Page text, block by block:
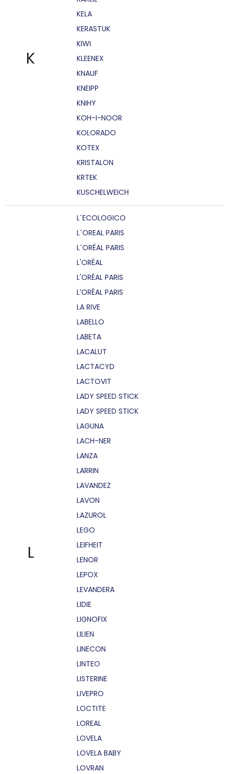
K
KELA
KERASTUK
KIWI
KLEENEX
KNAUF
KNEIPP
KNIHY
KOH-I-NOOR
KOLORADO
KOTEX
KRISTALON
KRTEK
KUSCHELWEICH
L
L´ECOLOGICO
L´OREAL PARIS
L´ORÉAL PARIS
L'ORÉAL
L'ORÉAL PARIS
L’ORÉAL PARIS
LA RIVE
LABELLO
LABETA
LACALUT
LACTACYD
LACTOVIT
LADY SPEED STICK
LADY SPEED STICK
LAGUNA
LACH-NER
LANZA
LARRIN
LAVANDEZ
LAVON
LAZUROL
LEGO
LEIFHEIT
LENOR
LEPOX
LEVANDERA
LIDIE
LIGNOFIX
LILIEN
LINECON
LINTEO
LISTERINE
LIVEPRO
LOCTITE
LOREAL
LOVELA
LOVELA BABY
LOVRAN